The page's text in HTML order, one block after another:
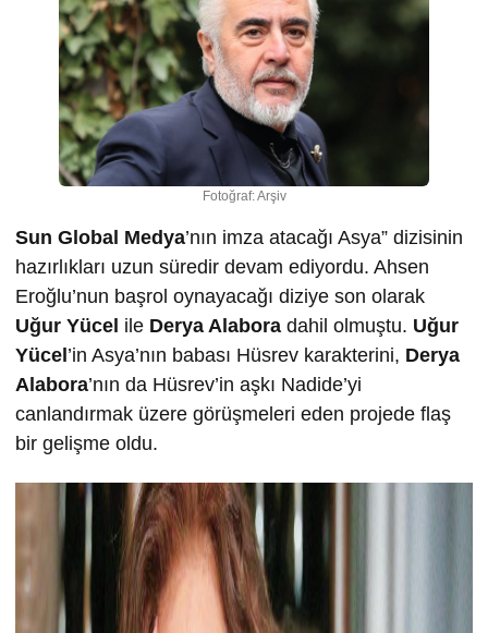
Fotoğraf: Arşiv
Sun Global Medya’nın imza atacağı Asya” dizisinin
hazırlıkları uzun süredir devam ediyordu. Ahsen
Eroğlu’nun başrol oynayacağı diziye son olarak
Uğur Yücel ile Derya Alabora dahil olmuştu. Uğur
Yücel’in Asya’nın babası Hüsrev karakterini, Derya
Alabora’nın da Hüsrev’in aşkı Nadide’yi
canlandırmak üzere görüşmeleri eden projede flaş
bir gelişme oldu.